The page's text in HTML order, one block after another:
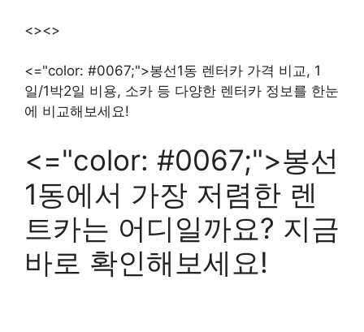
<><>
<="color: #0067;">봉선1동 렌터카 가격 비교, 1
일/1박2일 비용, 소카 등 다양한 렌터카 정보를 한눈
에 비교해보세요!
<="color: #0067;">봉선
1동에서 가장 저렴한 렌
트카는 어디일까요? 지금
바로 확인해보세요!